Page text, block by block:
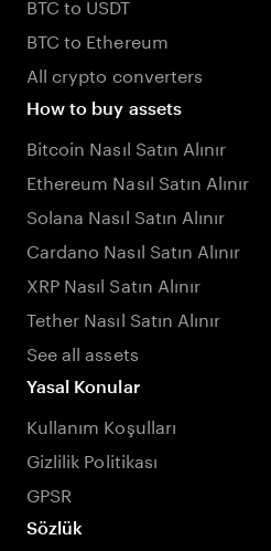
BTC to Ethereum
All crypto converters
How to buy assets
Bitcoin Nasıl Satın Alınır
Ethereum Nasıl Satın Alınır
Solana Nasıl Satın Alınır
Cardano Nasıl Satın Alınır
XRP Nasıl Satın Alınır
Tether Nasıl Satın Alınır
See all assets
Yasal Konular
Kullanım Koşulları
Gizlilik Politikası
GPSR
Sözlük